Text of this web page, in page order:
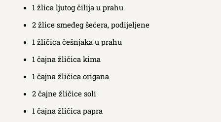
1 žlica ljutog čilija u prahu
2 žlice smeđeg šećera, podijeljene
1 žličica češnjaka u prahu
1 čajna žličica kima
1 čajna žličica origana
2 čajne žličice soli
1 čajna žličica papra